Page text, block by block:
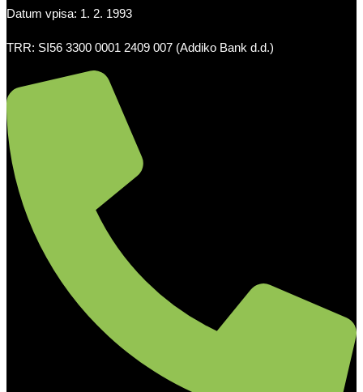
Datum vpisa: 1. 2. 1993
TRR: SI56 3300 0001 2409 007 (Addiko Bank d.d.)